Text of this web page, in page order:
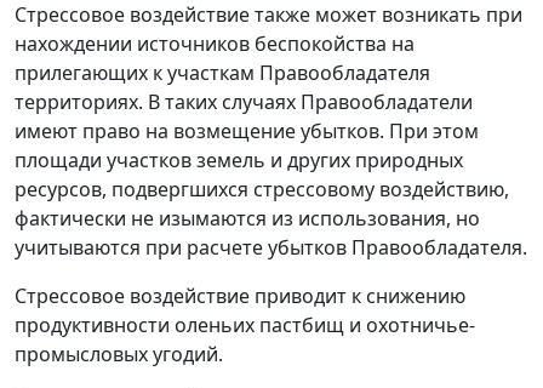
Стрессовое воздействие также может возникать при
нахождении источников беспокойства на
прилегающих к участкам Правообладателя
территориях. В таких случаях Правообладатели
имеют право на возмещение убытков. При этом
площади участков земель и других природных
ресурсов, подвергшихся стрессовому воздействию,
фактически не изымаются из использования, но
учитываются при расчете убытков Правообладателя.
Стрессовое воздействие приводит к снижению
продуктивности оленьих пастбищ и охотничье-
промысловых угодий.